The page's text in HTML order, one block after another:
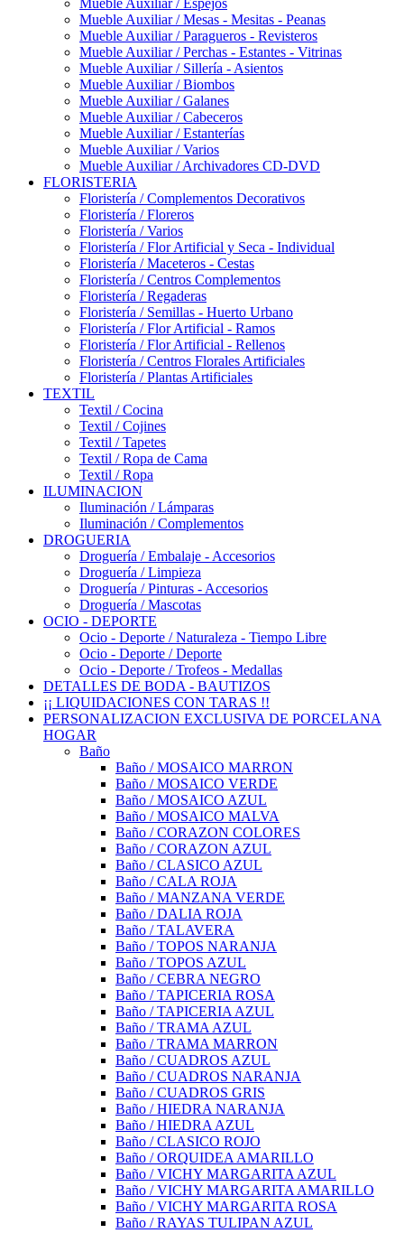
Mueble Auxiliar / Mesas - Mesitas - Peanas
Mueble Auxiliar / Paragueros - Revisteros
Mueble Auxiliar / Perchas - Estantes - Vitrinas
Mueble Auxiliar / Sillería - Asientos
Mueble Auxiliar / Biombos
Mueble Auxiliar / Galanes
Mueble Auxiliar / Cabeceros
Mueble Auxiliar / Estanterías
Mueble Auxiliar / Varios
Mueble Auxiliar / Archivadores CD-DVD
FLORISTERIA
Floristería / Complementos Decorativos
Floristería / Floreros
Floristería / Varios
Floristería / Flor Artificial y Seca - Individual
Floristería / Maceteros - Cestas
Floristería / Centros Complementos
Floristería / Regaderas
Floristería / Semillas - Huerto Urbano
Floristería / Flor Artificial - Ramos
Floristería / Flor Artificial - Rellenos
Floristería / Centros Florales Artificiales
Floristería / Plantas Artificiales
TEXTIL
Textil / Cocina
Textil / Cojines
Textil / Tapetes
Textil / Ropa de Cama
Textil / Ropa
ILUMINACION
Iluminación / Lámparas
Iluminación / Complementos
DROGUERIA
Droguería / Embalaje - Accesorios
Droguería / Limpieza
Droguería / Pinturas - Accesorios
Droguería / Mascotas
OCIO - DEPORTE
Ocio - Deporte / Naturaleza - Tiempo Libre
Ocio - Deporte / Deporte
Ocio - Deporte / Trofeos - Medallas
DETALLES DE BODA - BAUTIZOS
¡¡ LIQUIDACIONES CON TARAS !!
PERSONALIZACION EXCLUSIVA DE PORCELANA
HOGAR
Baño
Baño / MOSAICO MARRON
Baño / MOSAICO VERDE
Baño / MOSAICO AZUL
Baño / MOSAICO MALVA
Baño / CORAZON COLORES
Baño / CORAZON AZUL
Baño / CLASICO AZUL
Baño / CALA ROJA
Baño / MANZANA VERDE
Baño / DALIA ROJA
Baño / TALAVERA
Baño / TOPOS NARANJA
Baño / TOPOS AZUL
Baño / CEBRA NEGRO
Baño / TAPICERIA ROSA
Baño / TAPICERIA AZUL
Baño / TRAMA AZUL
Baño / TRAMA MARRON
Baño / CUADROS AZUL
Baño / CUADROS NARANJA
Baño / CUADROS GRIS
Baño / HIEDRA NARANJA
Baño / HIEDRA AZUL
Baño / CLASICO ROJO
Baño / ORQUIDEA AMARILLO
Baño / VICHY MARGARITA AZUL
Baño / VICHY MARGARITA AMARILLO
Baño / VICHY MARGARITA ROSA
Baño / RAYAS TULIPAN AZUL